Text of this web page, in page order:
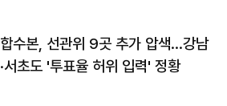
합수본, 선관위 9곳 추가 압색…강남
·서초도 '투표율 허위 입력' 정황